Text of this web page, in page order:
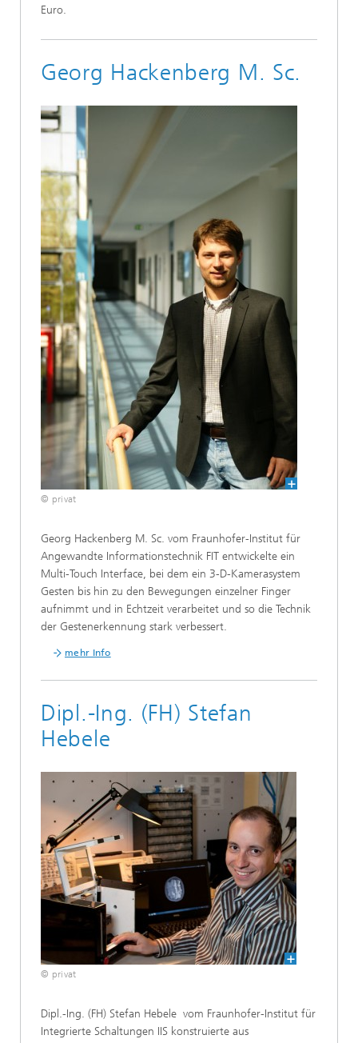
Euro.
Georg Hackenberg M. Sc.
© privat
Georg Hackenberg M. Sc. vom Fraunhofer-Institut für
Angewandte Informationstechnik FIT entwickelte ein
Multi-Touch Interface, bei dem ein 3-D-Kamerasystem
Gesten bis hin zu den Bewegungen einzelner Finger
aufnimmt und in Echtzeit verarbeitet und so die Technik
der Gestenerkennung stark verbessert.
mehr Info
Dipl.-Ing. (FH) Stefan
Hebele
© privat
Dipl.-Ing. (FH) Stefan Hebele vom Fraunhofer-Institut für
Integrierte Schaltungen IIS konstruierte aus